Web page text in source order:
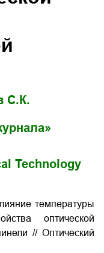
С.К.
Technology
температуры
оптической
// Оптический